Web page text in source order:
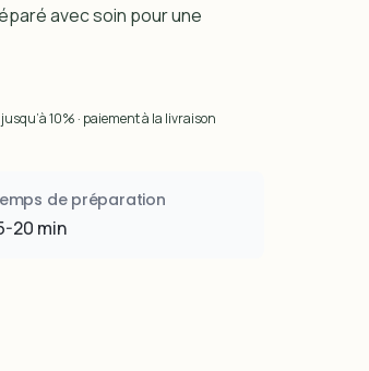
avec soin pour une
10% · paiement à la livraison
de préparation
20 min